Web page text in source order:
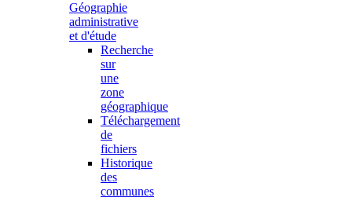
Géographie
administrative
et d'étude
Recherche
sur
une
zone
géographique
Téléchargement
de
fichiers
Historique
des
communes